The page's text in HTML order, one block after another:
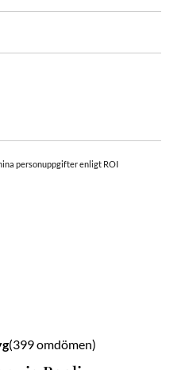
personuppgifter enligt ROI
(399 omdömen)